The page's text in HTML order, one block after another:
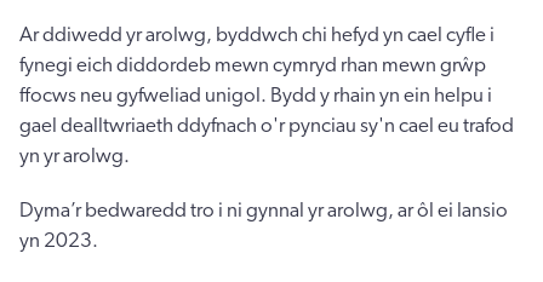
Ar ddiwedd yr arolwg, byddwch chi hefyd yn cael cyfle i
fynegi eich diddordeb mewn cymryd rhan mewn grŵp
ffocws neu gyfweliad unigol. Bydd y rhain yn ein helpu i
gael dealltwriaeth ddyfnach o'r pynciau sy'n cael eu trafod
yn yr arolwg.
Dyma’r bedwaredd tro i ni gynnal yr arolwg, ar ôl ei lansio
yn 2023.